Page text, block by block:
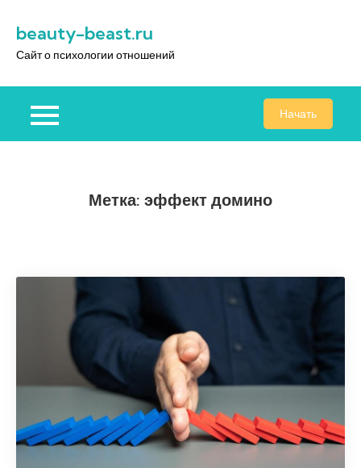
содержимому
beauty-beast.ru
Сайт о психологии отношений
Начать
Метка: эффект домино